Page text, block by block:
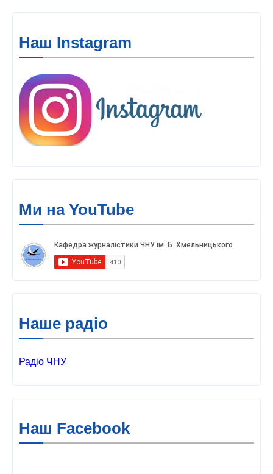
Наш Instagram
Ми на YouTube
Наше радіо
Радіо ЧНУ
Наш Facebook